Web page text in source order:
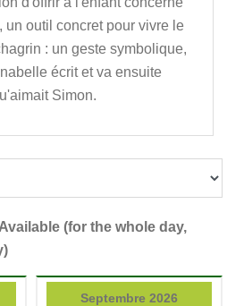
un outil concret pour vivre le
: un geste symbolique,
écrit et va ensuite
Simon.
(for the whole day,
Septembre 2026